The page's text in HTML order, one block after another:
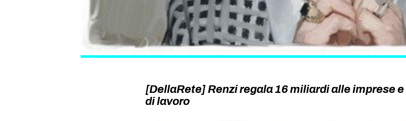
[DellaRete] Renzi regala 16 miliardi alle imprese
di lavoro